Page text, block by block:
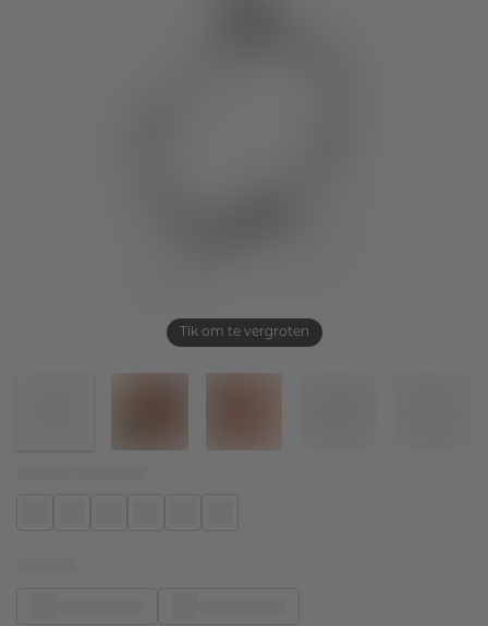
Tik om te vergroten